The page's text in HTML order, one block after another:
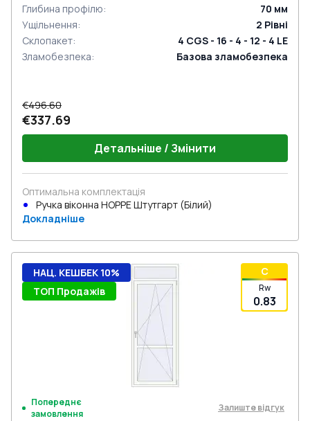
Глибина профілю: 70 мм
Ущільнення: 2 Рівні
Склопакет:
4 CGS - 16 - 4 - 12 - 4 LE
Зламобезпека: Базова зламобезпека
€496.60
€337.69
Детальніше / Змінити
Оптимальна комплектація
Ручка віконна HOPPE Штутгарт (Білий)
Докладніше
C
Rw
0.83
НАЦ. КЕШБЕК 10%
ТОП Продажів
Попереднє
замовлення
Залиште відгук